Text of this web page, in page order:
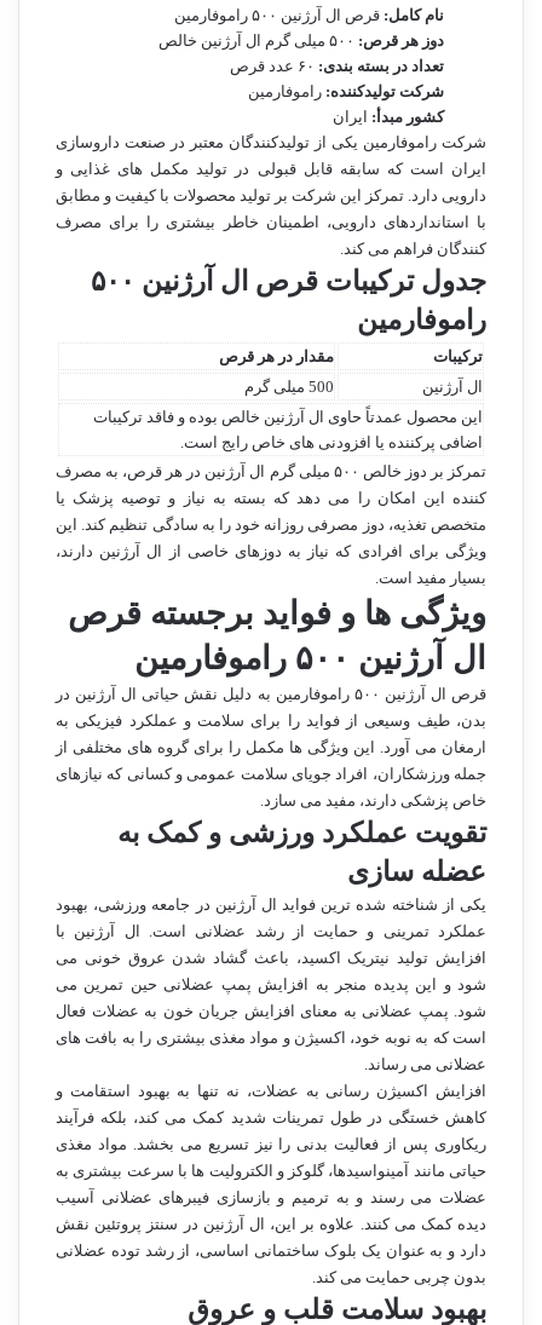
نام کامل: قرص ال آرژنین ۵۰۰ راموفارمین
دوز هر قرص:
تعداد در بسته بندی:
شرکت تولیدکننده: راموفارمین
کشور مبدأ: ایران
شرکت راموفارمین یکی از تولیدکنندگان معتبر در صنعت داروسازی
ایران است که سابقه قابل قبولی در تولید مکمل های غذایی و
دارویی دارد. تمرکز این شرکت بر تولید محصولات با کیفیت و مطابق
با استانداردهای دارویی، اطمینان خاطر بیشتری را برای مصرف
کنندگان فراهم می کند.
جدول ترکیبات قرص ال آرژنین ۵۰۰
راموفارمین
ترکیبات
مقدار در هر قرص
ال آرژنین
500 میلی گرم
این محصول عمدتاً حاوی ال آرژنین خالص بوده و فاقد ترکیبات
اضافی پرکننده یا افزودنی های خاص رایج است.
تمرکز بر دوز خالص ۵۰۰ میلی گرم ال آرژنین در هر قرص، به مصرف
کننده این امکان را می دهد که بسته به نیاز و توصیه پزشک یا
متخصص تغذیه، دوز مصرفی روزانه خود را به سادگی تنظیم کند. این
ویژگی برای افرادی که نیاز به دوزهای خاصی از ال آرژنین دارند،
بسیار مفید است.
ویژگی ها و فواید برجسته قرص
ال آرژنین ۵۰۰ راموفارمین
قرص ال آرژنین ۵۰۰ راموفارمین به دلیل نقش حیاتی ال آرژنین در
بدن، طیف وسیعی از فواید را برای سلامت و عملکرد فیزیکی به
ارمغان می آورد. این ویژگی ها مکمل را برای گروه های مختلفی از
جمله ورزشکاران، افراد جویای سلامت عمومی و کسانی که نیازهای
خاص پزشکی دارند، مفید می سازد.
تقویت عملکرد ورزشی و کمک به
عضله سازی
یکی از شناخته شده ترین فواید ال آرژنین در جامعه ورزشی، بهبود
عملکرد تمرینی و حمایت از رشد عضلانی است. ال آرژنین با
افزایش تولید نیتریک اکسید، باعث گشاد شدن عروق خونی می
شود و این پدیده منجر به افزایش پمپ عضلانی حین تمرین می
شود. پمپ عضلانی به معنای افزایش جریان خون به عضلات فعال
است که به نوبه خود، اکسیژن و مواد مغذی بیشتری را به بافت های
عضلانی می رساند.
افزایش اکسیژن رسانی به عضلات، نه تنها به بهبود استقامت و
کاهش خستگی در طول تمرینات شدید کمک می کند، بلکه فرآیند
ریکاوری پس از فعالیت بدنی را نیز تسریع می بخشد. مواد مغذی
حیاتی مانند آمینواسیدها، گلوکز و الکترولیت ها با سرعت بیشتری به
عضلات می رسند و به ترمیم و بازسازی فیبرهای عضلانی آسیب
دیده کمک می کنند. علاوه بر این، ال آرژنین در سنتز پروتئین نقش
دارد و به عنوان یک بلوک ساختمانی اساسی، از رشد توده عضلانی
بدون چربی حمایت می کند.
بهبود سلامت قلب و عروق